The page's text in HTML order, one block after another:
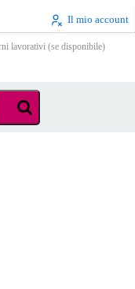
Il mio account
lavorativi (se disponibile)